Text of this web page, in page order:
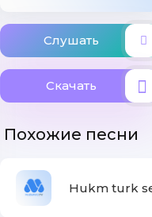
Слушать
Скачать
Похожие песни
Hukm turk